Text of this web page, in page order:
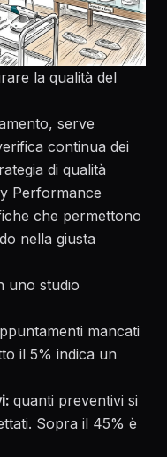
la qualità del
serve
continua dei
di qualità
Performance
che permettono
nella giusta
uno studio
mancati
il 5% indica un
quanti preventivi si
Sopra il 45% è